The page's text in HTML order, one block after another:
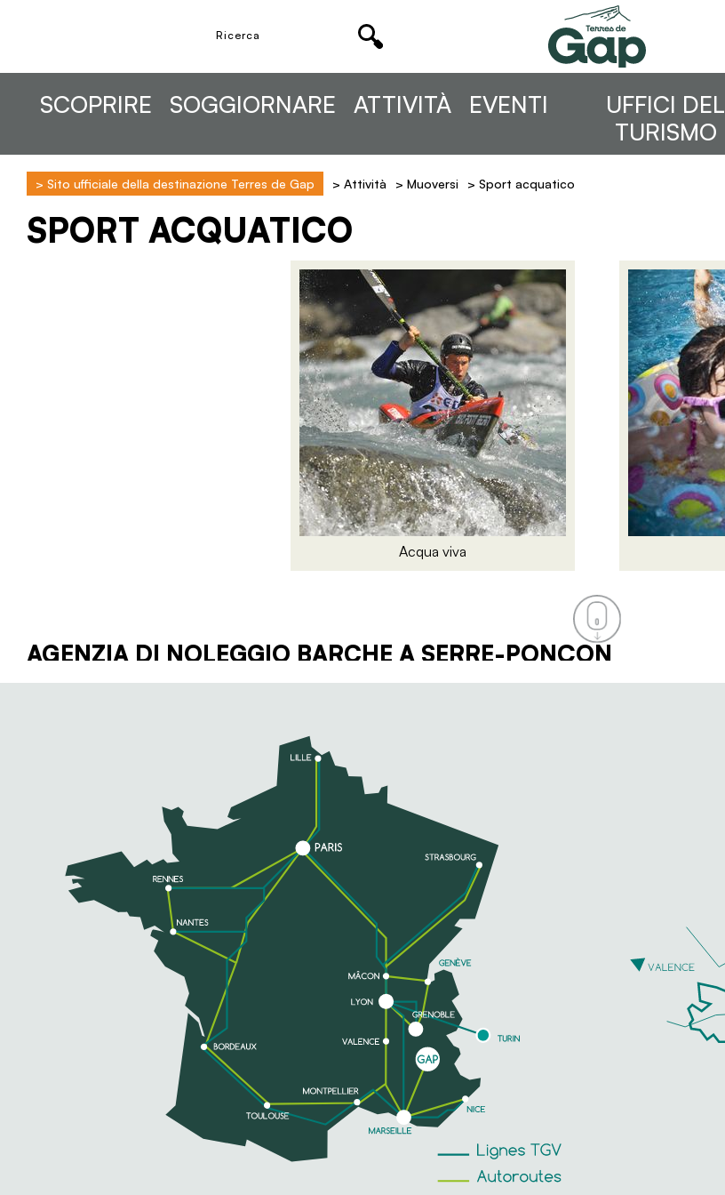
SCOPRIRE SOGGIORNARE ATTIVITÀ EVENTI
UFFICI DEL
TURISMO
> Sito ufficiale della destinazione Terres de Gap > Attività > Muoversi > Sport acquatico
SPORT ACQUATICO
Acqua viva
AGENZIA DI NOLEGGIO BARCHE A SERRE-PONÇON